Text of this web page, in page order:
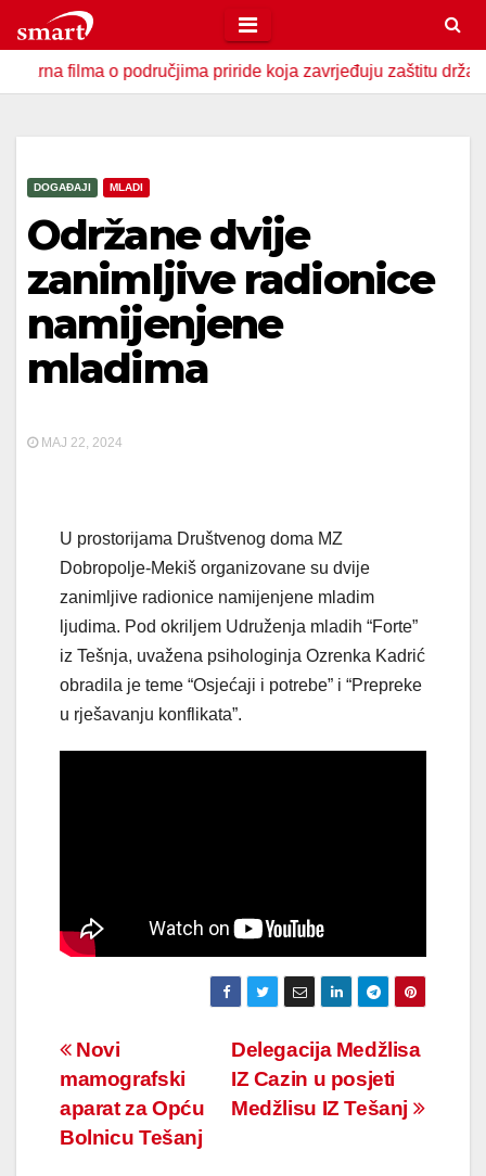
to
contento područjima priride koja zavrjeđuju zaštitu države
DOGAĐAJI MLADI
Održane dvije
zanimljive radionice
namijenjene
mladima
MAJ 22, 2024
U prostorijama Društvenog doma MZ
Dobropolje-Mekiš organizovane su dvije
zanimljive radionice namijenjene mladim
ljudima. Pod okriljem Udruženja mladih “Forte”
iz Tešnja, uvažena psihologinja Ozrenka Kadrić
obradila je teme “Osjećaji i potrebe” i “Prepreke
u rješavanju konflikata”.
Navigacija
članaka
Delegacija Medžlisa
IZ Cazin u posjeti
Medžlisu IZ Tešanj
Novi
mamografski
aparat za Opću
Bolnicu Tešanj